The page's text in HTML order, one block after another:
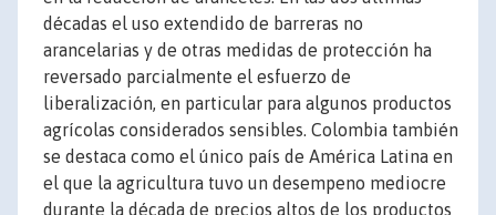
décadas el uso extendido de barreras no
arancelarias y de otras medidas de protección ha
reversado parcialmente el esfuerzo de
liberalización, en particular para algunos productos
agrícolas considerados sensibles. Colombia también
se destaca como el único país de América Latina en
el que la agricultura tuvo un desempeno mediocre
durante la década de precios altos de los productos